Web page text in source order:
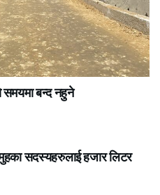
बन्द नहुने
सदस्यहरुलाई हजार लिटर